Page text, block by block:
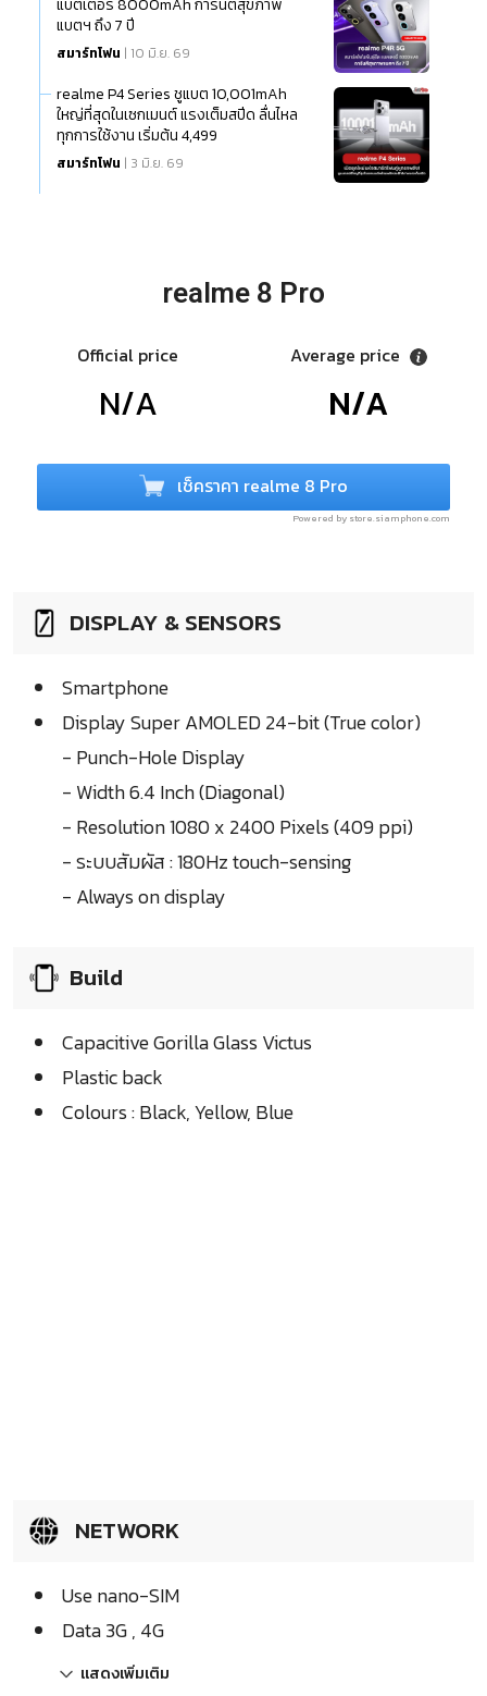
แบตเตอรี่ 8000mAh การันตีสุขภาพ
แบตฯ ถึง 7 ปี
สมาร์ทโฟน | 10 มิ.ย. 69
realme P4 Series ชูแบต 10,001mAh
ใหญ่ที่สุดในเซกเมนต์ แรงเต็มสปีด ลื่นไหล
ทุกการใช้งาน เริ่มต้น 4,499
สมาร์ทโฟน | 3 มิ.ย. 69
realme 8 Pro
Official price
N/A
Average price
N/A
เช็คราคา realme 8 Pro
Powered by store.siamphone.com
DISPLAY & SENSORS
Smartphone
Display Super AMOLED 24-bit (True color)
- Punch-Hole Display
- Width 6.4 Inch (Diagonal)
- Resolution 1080 x 2400 Pixels (409 ppi)
- ระบบสัมผัส : 180Hz touch-sensing
- Always on display
Build
Capacitive Gorilla Glass Victus
Plastic back
Colours : Black, Yellow, Blue
NETWORK
Use nano-SIM
Data 3G , 4G
แสดงเพิ่มเติม